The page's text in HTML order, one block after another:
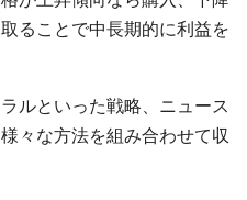
ることで中長期的に利益を
ルといった戦略、ニュース
々な方法を組み合わせて収